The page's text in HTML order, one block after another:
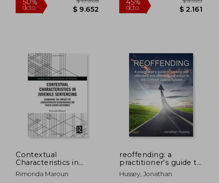
Contextual
Characteristics in
Juvenile Sentencing:
Examining the
Rimonda Maroun
reoffending: a
practitioner's guide to
working with
offenders and
Hussey, Jonathan